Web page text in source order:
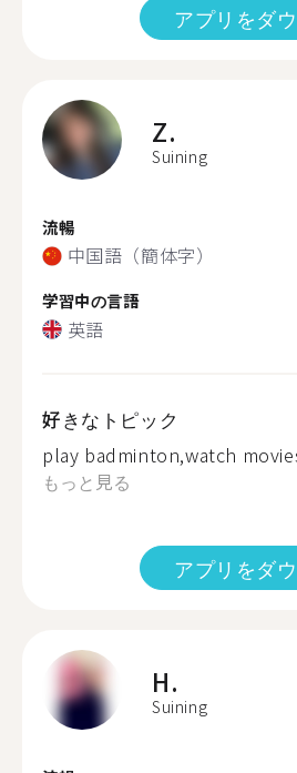
アプリをダ
Z.
Suining
流暢
中国語（簡体字）
学習中の言語
英語
好きなトピック
play badminton,watch
もっと見る
アプリをダ
H.
Suining